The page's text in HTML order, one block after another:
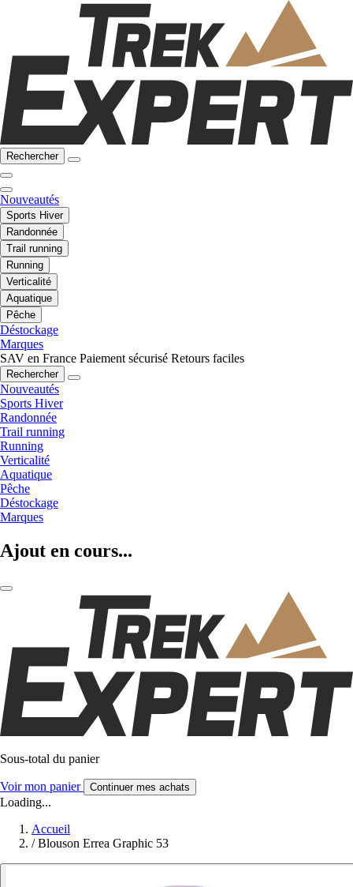
Rechercher
Nouveautés
Sports Hiver
Randonnée
Trail running
Running
Verticalité
Aquatique
Pêche
Déstockage
Marques
SAV en France Paiement sécurisé Retours faciles
Rechercher
Nouveautés
Sports Hiver
Randonnée
Trail running
Running
Verticalité
Aquatique
Pêche
Déstockage
Marques
Ajout en cours...
Sous-total du panier
Voir mon panier Continuer mes achats
Loading...
Accueil
/ Blouson Errea Graphic 53